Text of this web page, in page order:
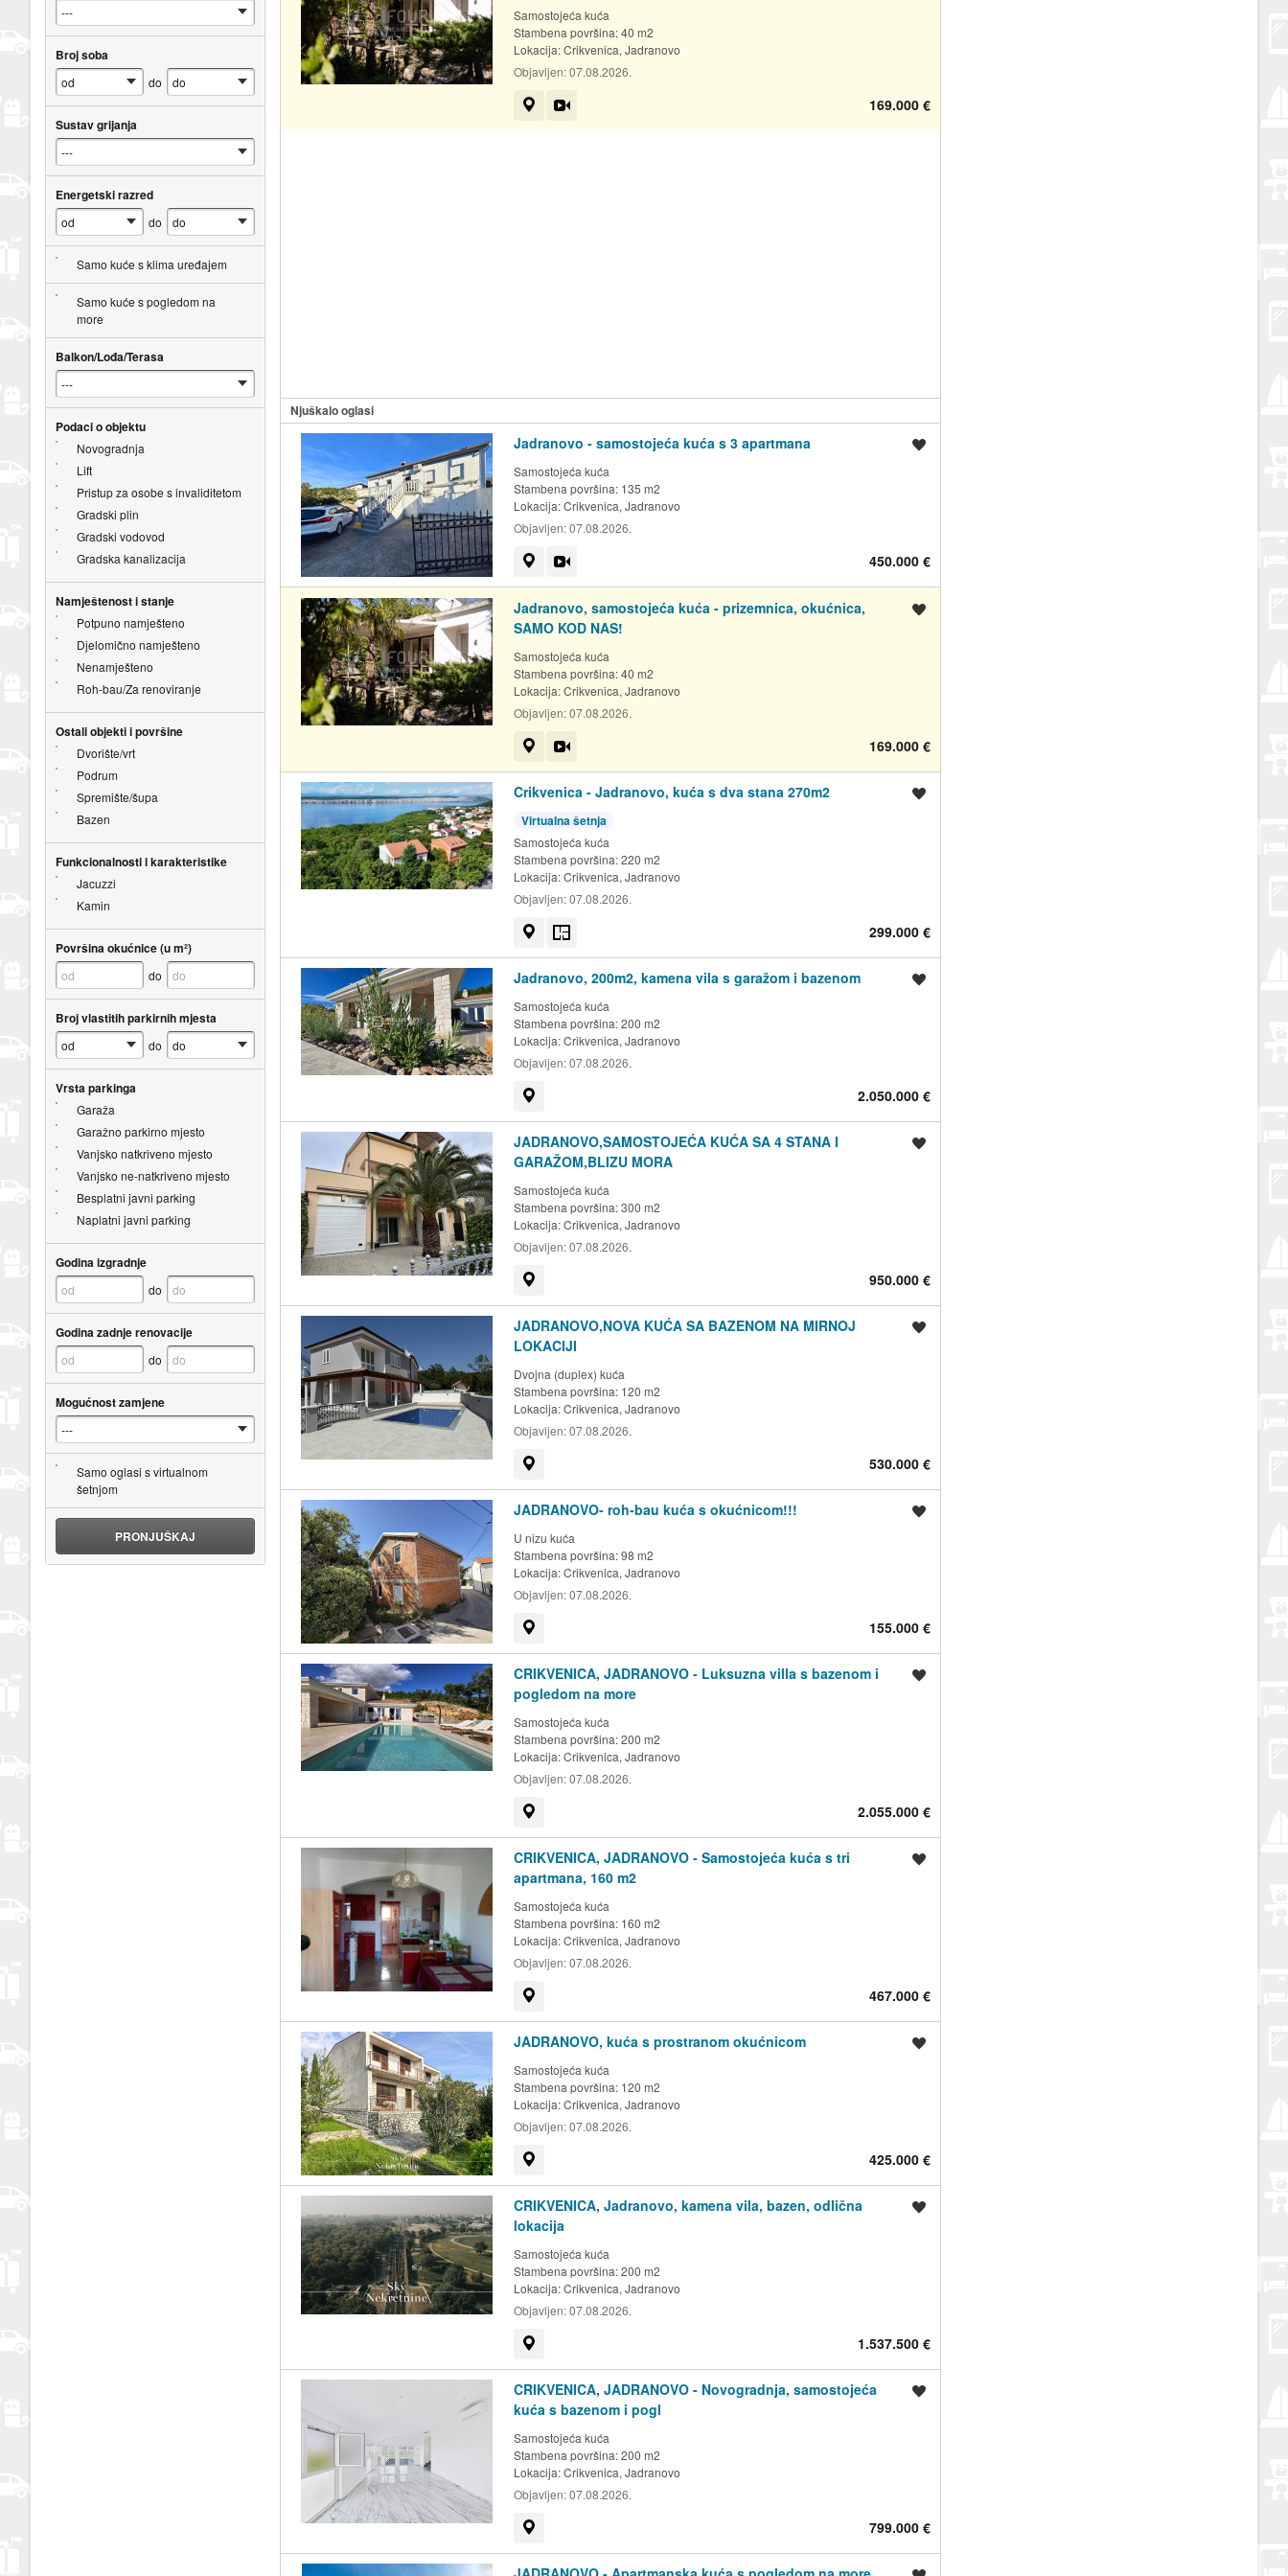
Samostojeća kuća
Stambena površina: 40 m2
Lokacija:Crikvenica, Jadranovo
Objavljen:07.08.2026.
169.000 €
Njuškalo oglasi
Jadranovo - samostojeća kuća s 3 apartmana
Samostojeća kuća
Stambena površina: 135 m2
Lokacija:Crikvenica, Jadranovo
Objavljen:07.08.2026.
450.000 €
Jadranovo, samostojeća kuća - prizemnica, okućnica,
SAMO KOD NAS!
Samostojeća kuća
Stambena površina: 40 m2
Lokacija:Crikvenica, Jadranovo
Objavljen:07.08.2026.
169.000 €
Crikvenica - Jadranovo, kuća s dva stana 270m2
Virtualna šetnja
Samostojeća kuća
Stambena površina: 220 m2
Lokacija:Crikvenica, Jadranovo
Objavljen:07.08.2026.
299.000 €
Jadranovo, 200m2, kamena vila s garažom i bazenom
Samostojeća kuća
Stambena površina: 200 m2
Lokacija:Crikvenica, Jadranovo
Objavljen:07.08.2026.
2.050.000 €
JADRANOVO,SAMOSTOJEĆA KUĆA SA 4 STANA I
GARAŽOM,BLIZU MORA
Samostojeća kuća
Stambena površina: 300 m2
Lokacija:Crikvenica, Jadranovo
Objavljen:07.08.2026.
950.000 €
JADRANOVO,NOVA KUĆA SA BAZENOM NA MIRNOJ
LOKACIJI
Dvojna (duplex) kuća
Stambena površina: 120 m2
Lokacija:Crikvenica, Jadranovo
Objavljen:07.08.2026.
530.000 €
JADRANOVO- roh-bau kuća s okućnicom!!!
U nizu kuća
Stambena površina: 98 m2
Lokacija:Crikvenica, Jadranovo
Objavljen:07.08.2026.
155.000 €
CRIKVENICA, JADRANOVO - Luksuzna villa s bazenom i
pogledom na more
Samostojeća kuća
Stambena površina: 200 m2
Lokacija:Crikvenica, Jadranovo
Objavljen:07.08.2026.
2.055.000 €
CRIKVENICA, JADRANOVO - Samostojeća kuća s tri
apartmana, 160 m2
Samostojeća kuća
Stambena površina: 160 m2
Lokacija:Crikvenica, Jadranovo
Objavljen:07.08.2026.
467.000 €
JADRANOVO, kuća s prostranom okućnicom
Samostojeća kuća
Stambena površina: 120 m2
Lokacija:Crikvenica, Jadranovo
Objavljen:07.08.2026.
425.000 €
CRIKVENICA, Jadranovo, kamena vila, bazen, odlična
lokacija
Samostojeća kuća
Stambena površina: 200 m2
Lokacija:Crikvenica, Jadranovo
Objavljen:07.08.2026.
1.537.500 €
CRIKVENICA, JADRANOVO - Novogradnja, samostojeća
kuća s bazenom i pogl
Samostojeća kuća
Stambena površina: 200 m2
Lokacija:Crikvenica, Jadranovo
Objavljen:07.08.2026.
799.000 €
Broj soba
do
Sustav grijanja
Energetski razred
do
Samo kuće s klima uređajem
Samo kuće s pogledom na
more
Balkon/Lođa/Terasa
Podaci o objektu
Novogradnja
Lift
Pristup za osobe s invaliditetom
Gradski plin
Gradski vodovod
Gradska kanalizacija
Namještenost i stanje
Potpuno namješteno
Djelomično namješteno
Nenamješteno
Roh-bau/Za renoviranje
Ostali objekti i površine
Dvorište/vrt
Podrum
Spremište/šupa
Bazen
Funkcionalnosti i karakteristike
Jacuzzi
Kamin
Površina okućnice (u m²)
do
Broj vlastitih parkirnih mjesta
do
Vrsta parkinga
Garaža
Garažno parkirno mjesto
Vanjsko natkriveno mjesto
Vanjsko ne-natkriveno mjesto
Besplatni javni parking
Naplatni javni parking
Godina izgradnje
do
Godina zadnje renovacije
do
Mogućnost zamjene
Samo oglasi s virtualnom
šetnjom
PRONJUŠKAJ